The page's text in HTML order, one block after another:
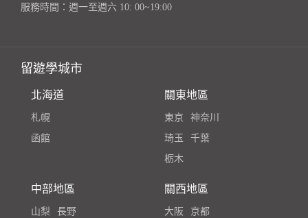
服務時間：週一至週六 10: 00~19:00
留遊學城市
北海道
札幌
函館
關東地區
東京
神奈川
琦玉
千葉
栃木
中部地區
山梨
長野
關西地區
大阪
京都